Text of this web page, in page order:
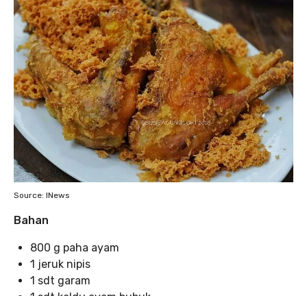
Source: INews
Bahan
800 g paha ayam⁣
1 jeruk nipis⁣
1 sdt garam⁣